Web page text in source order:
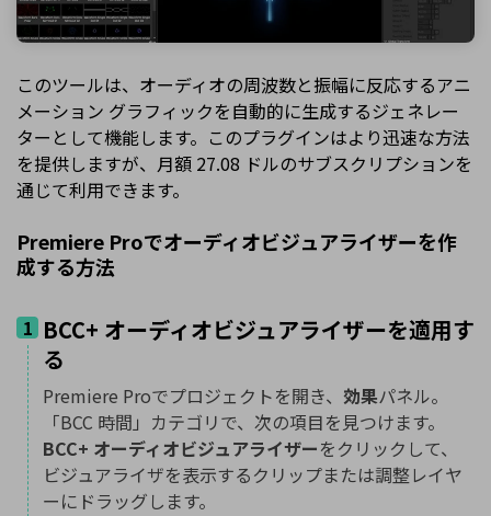
このツールは、オーディオの周波数と振幅に反応するアニ
メーション グラフィックを自動的に生成するジェネレー
ターとして機能します。このプラグインはより迅速な方法
を提供しますが、月額 27.08 ドルのサブスクリプションを
通じて利用できます。
Premiere Proでオーディオビジュアライザーを作
成する方法
1 BCC+ オーディオビジュアライザーを適用す
る
Premiere Proでプロジェクトを開き、 効果パネル。
「BCC 時間」カテゴリで、次の項目を見つけます。
BCC+ オーディオビジュアライザーをクリックして、
ビジュアライザを表示するクリップまたは調整レイヤ
ーにドラッグします。